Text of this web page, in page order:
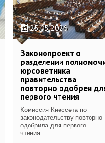
25.05.2026
Законопроект о
разделении
юрсоветника
правительства
повторно одобрен
первого чтения
Комиссия Кнессета по
законодательству повторно
одобрила для первого
чтения...